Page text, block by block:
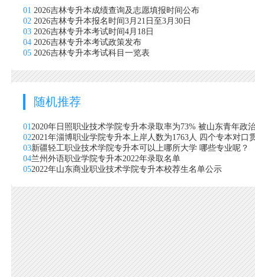
01 2026吉林专升本成绩查询及志愿填报时间公布
02 2026吉林专升本报名时间3月21日至3月30日
03 2026吉林专升本考试时间4月18日
04 2026吉林专升本考试政策发布
05 2026吉林专升本考试科目一览表
随机推荐
012020年日照职业技术学院专升本录取率为73% 被山东青年政
022021年淄博职业学院专升本上岸人数为1763人 四个专本对口
03新疆轻工职业技术学院专升本可以上哪所大学 哪些专业呢？
04兰州外语职业学院专升本2022年录取名单
052022年山东商业职业技术学院专升本校荐生名单公示